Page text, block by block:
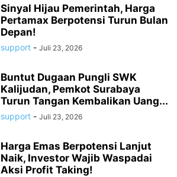
Sinyal Hijau Pemerintah, Harga
Pertamax Berpotensi Turun Bulan
Depan!
support - Juli 23, 2026
Buntut Dugaan Pungli SWK
Kalijudan, Pemkot Surabaya
Turun Tangan Kembalikan Uang...
support - Juli 23, 2026
Harga Emas Berpotensi Lanjut
Naik, Investor Wajib Waspadai
Aksi Profit Taking!